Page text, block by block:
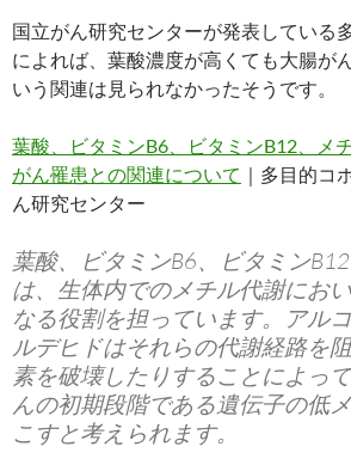
国立がん研究センターが発表している
によれば、葉酸濃度が高くても大腸が
いう関連は見られなかったそうです。
葉酸、ビタミンB6、ビタミンB12、メ
がん罹患との関連について ｜多目的コ
ん研究センター
葉酸、ビタミンB6、ビタミン
は、生体内でのメチル代謝にお
なる役割を担っています。アル
ルデヒドはそれらの代謝経路を
素を破壊したりすることによっ
んの初期段階である遺伝子の低
こすと考えられます。